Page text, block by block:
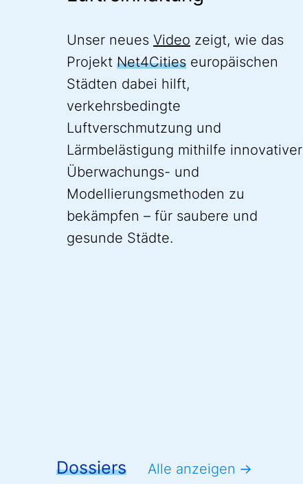
Unser neues Video zeigt, wie das
Projekt Net4Cities europäischen
Städten dabei hilft,
verkehrsbedingte
Luftverschmutzung und
Lärmbelästigung mithilfe innovativer
Überwachungs- und
Modellierungsmethoden zu
bekämpfen – für saubere und
gesunde Städte.
Dossiers Alle anzeigen